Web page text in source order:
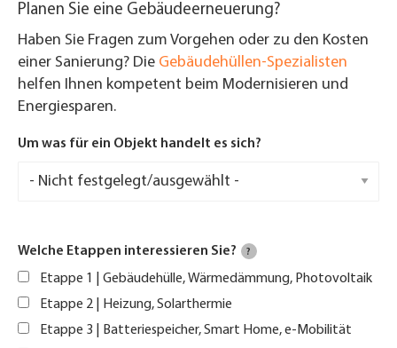
Planen Sie eine Gebäudeerneuerung?
Haben Sie Fragen zum Vorgehen oder zu den Kosten
einer Sanierung? Die Gebäudehüllen-Spezialisten
helfen Ihnen kompetent beim Modernisieren und
Energiesparen.
Um was für ein Objekt handelt es sich?
Welche Etappen interessieren Sie? ?
Etappe 1 | Gebäudehülle, Wärmedämmung, Photovoltaik
Etappe 2 | Heizung, Solarthermie
Etappe 3 | Batteriespeicher, Smart Home, e-Mobilität